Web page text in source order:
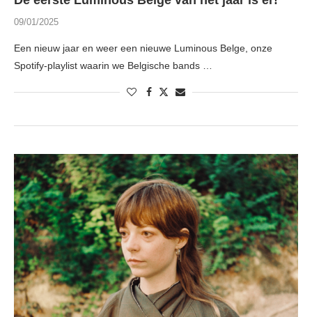
09/01/2025
Een nieuw jaar en weer een nieuwe Luminous Belge, onze
Spotify-playlist waarin we Belgische bands …